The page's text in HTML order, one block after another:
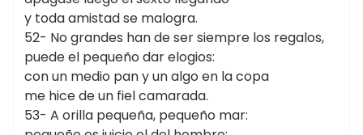
y toda amistad se malogra.
52- No grandes han de ser siempre los regalos,
puede el pequeño dar elogios:
con un medio pan y un algo en la copa
me hice de un fiel camarada.
53- A orilla pequeña, pequeño mar: